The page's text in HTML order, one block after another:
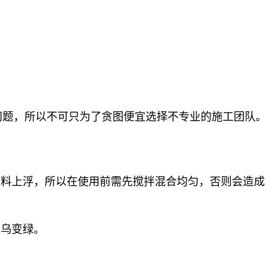
，所以不可只为了贪图便宜选择不专业的施工团队。
上浮，所以在使用前需先搅拌混合均匀，否则会造成
变绿。